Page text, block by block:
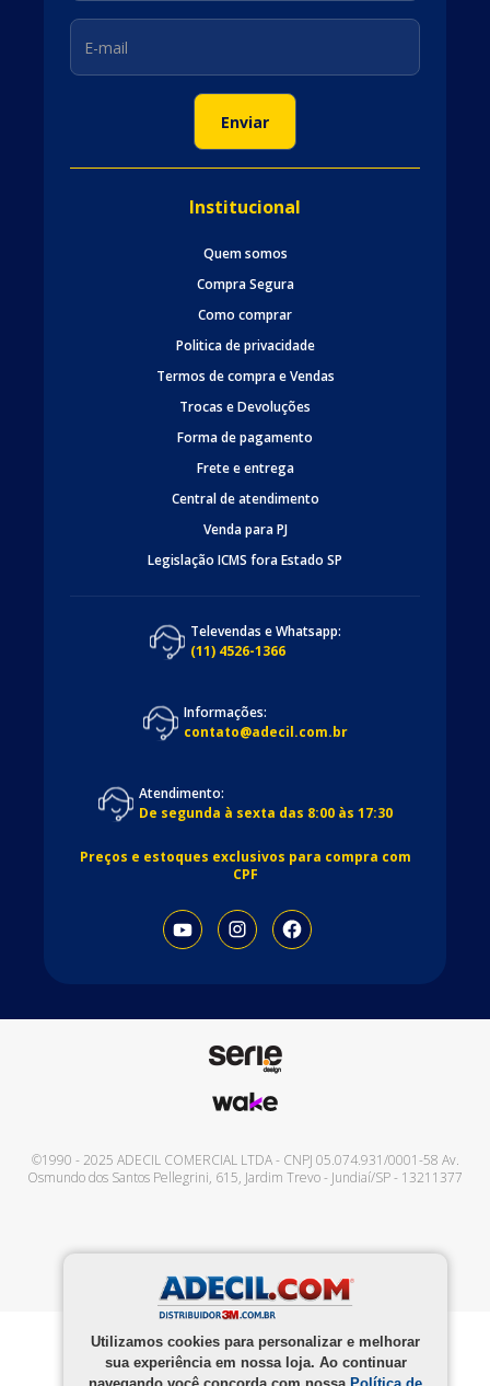
Utilizamos cookies para personalizar e melhorar
sua experiência em nossa loja. Ao continuar
Institucional
Quem somos
Compra Segura
Como comprar
Politica de privacidade
Termos de compra e Vendas
Trocas e Devoluções
Forma de pagamento
Frete e entrega
Central de atendimento
Venda para PJ
Legislação ICMS fora Estado SP
Televendas e Whatsapp:
(11) 4526-1366
Informações:
contato@adecil.com.br
Atendimento:
De segunda à sexta das 8:00 às 17:30
Preços e estoques exclusivos para compra com
CPF
©1990 - 2025 ADECIL COMERCIAL LTDA- CNPJ 05.074.931/0001-58 Av.
Osmundo dos Santos Pellegrini, 615, Jardim Trevo- Jundiaí/SP- 13211377